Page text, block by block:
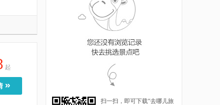
起
»
扫一扫，即可下载“去哪儿旅